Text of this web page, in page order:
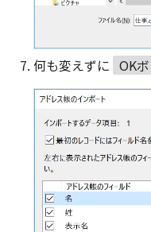
何も変えずに OK